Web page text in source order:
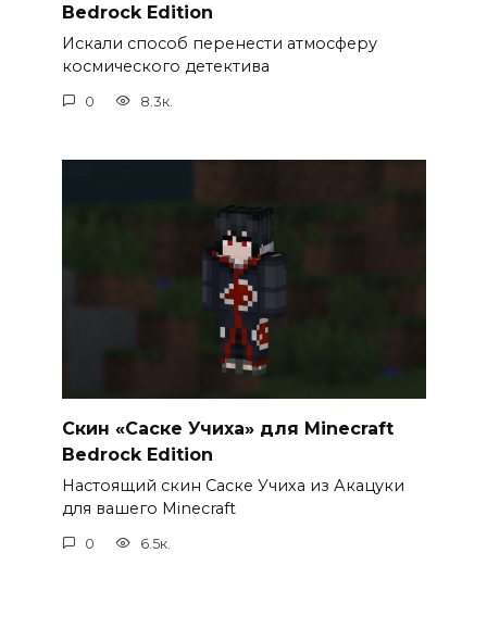
Bedrock Edition
Искали способ перенести атмосферу
космического детектива
0 8.3к.
Скин «Саске Учиха» для Minecraft
Bedrock Edition
Настоящий скин Саске Учиха из Акацуки
для вашего Minecraft
0 6.5к.